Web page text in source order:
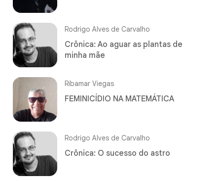
Rodrigo Alves de Carvalho
Crônica: Ao aguar as plantas de
minha mãe
Ribamar Viegas
FEMINICÍDIO NA MATEMÁTICA
Rodrigo Alves de Carvalho
Crônica: O sucesso do astro